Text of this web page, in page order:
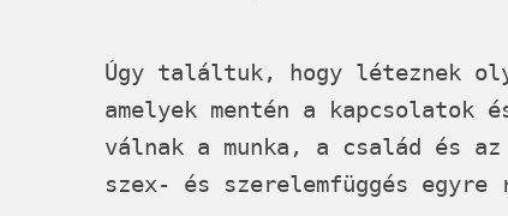
Úgy találtuk, hogy léteznek
amelyek mentén a kapcsolatok
válnak a munka, a család és
szex- és szerelemfüggés egyre